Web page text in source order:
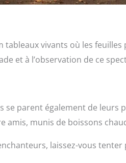
vivants où les
et à l’observation de ce
se parent également de
amis, munis de boissons
laissez-vous